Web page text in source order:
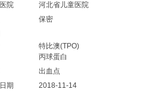
院
河北省儿童医院
保密
特比澳(TPO)
丙球蛋白
出血点
期
2018-11-14